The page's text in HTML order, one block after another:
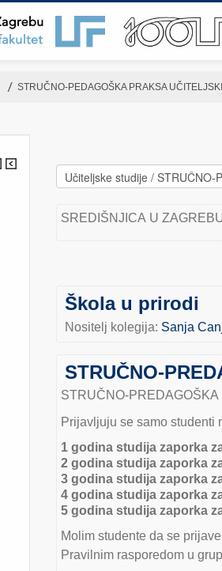
▶︎ STRUČNO-PEDAGOŠKA PRAKSA
SREDIŠNJICA U
Škola u prirodi
Nositelj kolegija: Sanja
STRUČNO-
STRUČNO-
Prijavljuju se samo studenti
1 godina studija zaporka
2 godina studija zaporka
3 godina studija zaporka
4 godina studija zaporka
5 godina studija zaporka
Molim studente da se
Pravilnim rasporedom u